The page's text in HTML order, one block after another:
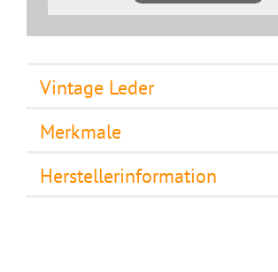
verhindern, so müssen Sie das Speichern
des Anbieters unter:
https://www.google.de/intl/de/policies/
Vintage Leder
Merkmale
Herstellerinformation